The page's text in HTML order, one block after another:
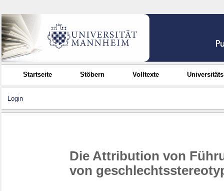
Startseite Stöbern Volltexte
Login
Die Attribution von
von